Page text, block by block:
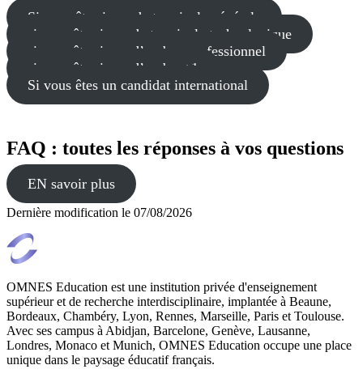
Si vous êtes issus de terminale générale
si vous êtes issus de terminale technologique
si vous êtes issus d’un bac professionnel
si vous êtes issus d’un bac+1
Si vous êtes un candidat international
FAQ : toutes les réponses à vos questions
EN savoir plus
Dernière modification le 07/08/2026
OMNES Education est une institution privée d'enseignement
supérieur et de recherche interdisciplinaire, implantée à Beaune,
Bordeaux, Chambéry, Lyon, Rennes, Marseille, Paris et Toulouse.
Avec ses campus à Abidjan, Barcelone, Genève, Lausanne,
Londres, Monaco et Munich, OMNES Education occupe une place
unique dans le paysage éducatif français.